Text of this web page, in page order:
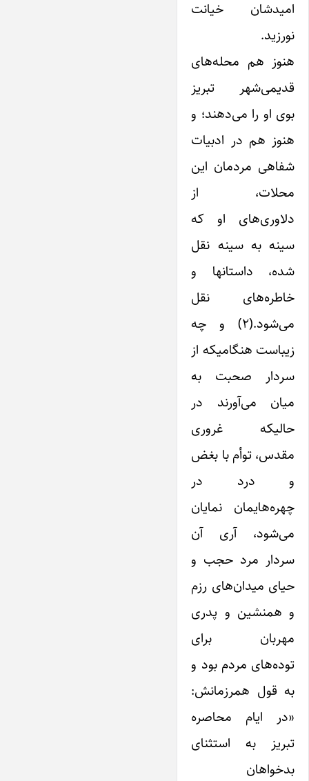
امیدشان خیانت
نورزید.
هنوز هم محله‌های
قدیمی‌شهر تبریز
بوی او را می‌دهند؛ و
هنوز هم در ادبیات
شفاهی مردمان این
محلات، از
دلاوری‌های او که
سینه به سینه نقل
شده، داستانها و
خاطره‌های نقل
می‌شود.(۲) و چه
زیباست هنگامیکه از
سردار صحبت به
میان می‌آورند در
حالیکه غروری
مقدس، توأم با بغض
و درد در
چهره‌هایمان نمایان
می‌شود، آری آن
سردار مرد حجب و
حیای میدان‌های رزم
و همنشین و پدری
مهربان برای
توده‌های مردم بود و
به قول همرزمانش:
«در ایام محاصره
تبریز به استثنای
بدخواهان